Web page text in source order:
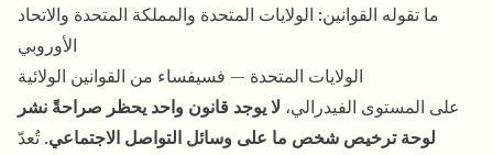
ما تقوله القوانين: الولايات المتحدة والمملكة المتحدة والاتحاد
الأوروبي
الولايات المتحدة — فسيفساء من القوانين الولائية
على المستوى الفيدرالي، لا يوجد قانون واحد يحظر صراحةً نشر
لوحة ترخيص شخص ما على وسائل التواصل الاجتماعي. تُعدّ